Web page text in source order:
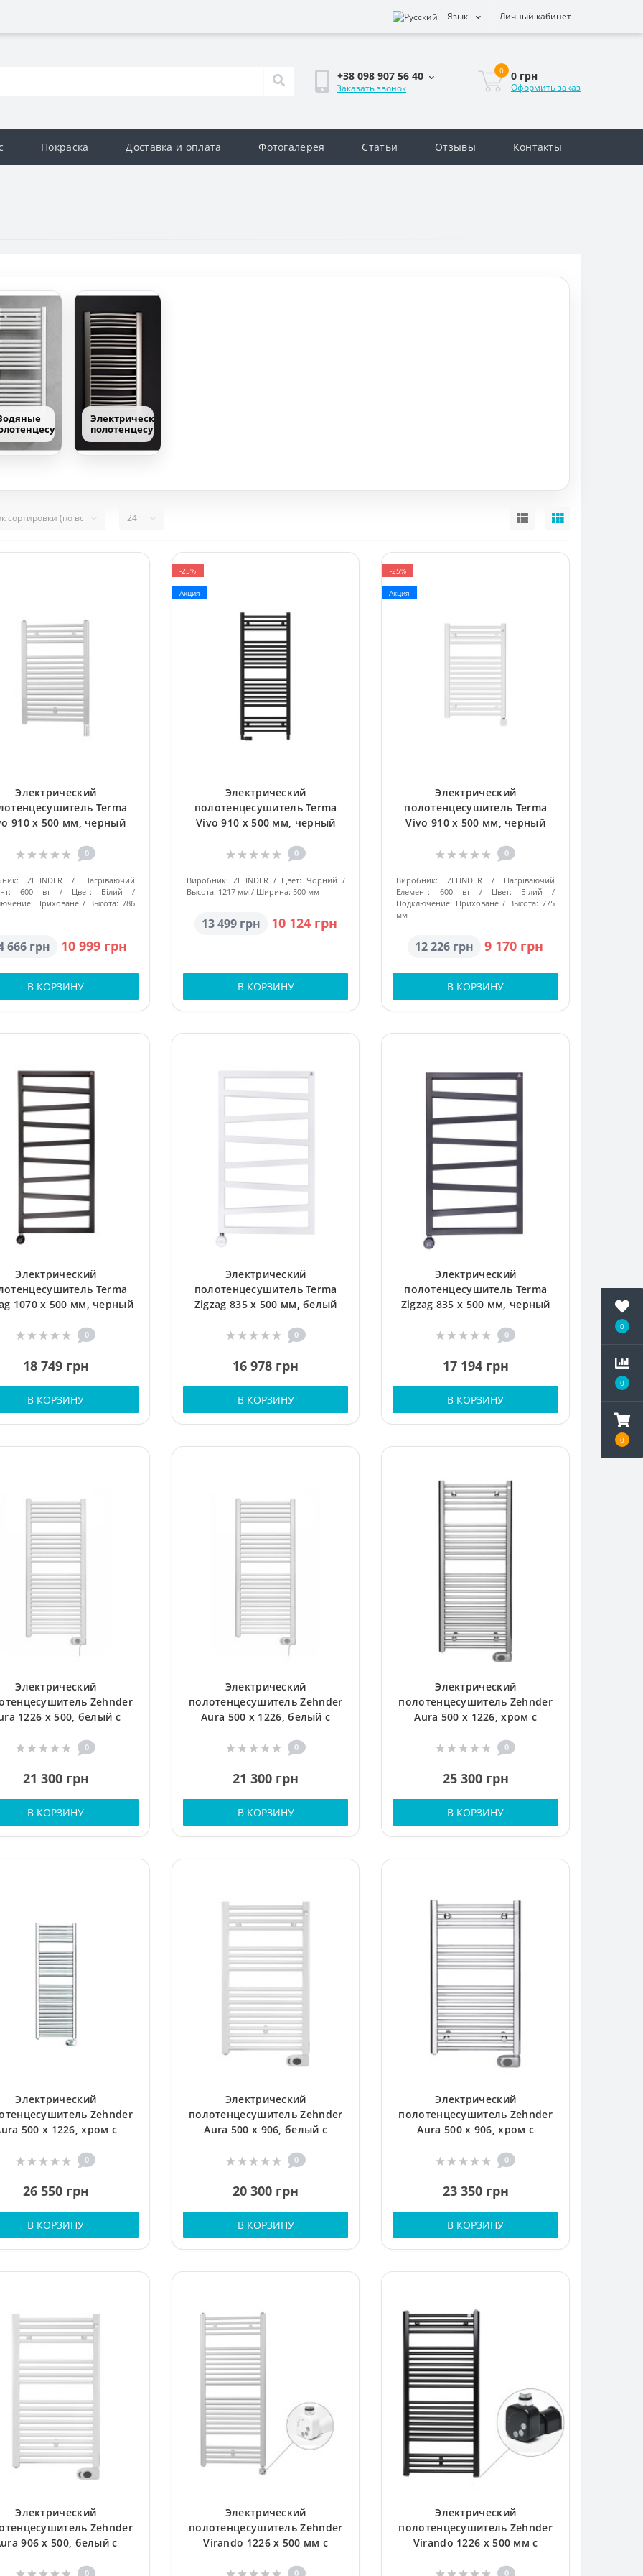
0
0
0
Язык Личный кабинет
+38 098 907 56 40
Заказать звонок
0 0 грн
Оформить заказ
Покраска Доставка и оплата Фотогалерея Статьи Отзывы Контакты
Электрические
полотенцесушители
Электрический
Terma
910 x 500 мм, черный
0
ZEHNDER
Нагріваючий
600 вт Цвет:
Білий
Приховане Высота: 786
666 грн 10 999 грн
В КОРЗИНУ
-25%
Акция
Электрический
полотенцесушитель Terma
Vivo 910 x 500 мм, черный
0
Виробник: ZEHNDER Цвет: Чорний
Высота: 1217 мм Ширина: 500 мм
13 499 грн 10 124 грн
В КОРЗИНУ
-25%
Акция
Электрический
полотенцесушитель Terma
Vivo 910 x 500 мм, черный
0
Виробник: ZEHNDER
Нагріваючий
Елемент:
600 вт Цвет:
Білий
Подключение: Приховане Высота: 775
мм
12 226 грн 9 170 грн
В КОРЗИНУ
Электрический
Terma
1070 x 500 мм, черный
0
18 749 грн
В КОРЗИНУ
Электрический
полотенцесушитель Terma
Zigzag 835 x 500 мм, белый
0
16 978 грн
В КОРЗИНУ
Электрический
полотенцесушитель Terma
Zigzag 835 x 500 мм, черный
0
17 194 грн
В КОРЗИНУ
Электрический
Zehnder
1226 x 500, белый с
0
21 300 грн
В КОРЗИНУ
Электрический
полотенцесушитель Zehnder
Aura 500 x 1226, белый с
0
21 300 грн
В КОРЗИНУ
Электрический
полотенцесушитель Zehnder
Aura 500 x 1226, хром с
0
25 300 грн
В КОРЗИНУ
Электрический
Zehnder
500 x 1226, хром с
0
26 550 грн
В КОРЗИНУ
Электрический
полотенцесушитель Zehnder
Aura 500 x 906, белый с
0
20 300 грн
В КОРЗИНУ
Электрический
полотенцесушитель Zehnder
Aura 500 x 906, хром с
0
23 350 грн
В КОРЗИНУ
Электрический
Zehnder
906 x 500, белый с
0
Электрический
полотенцесушитель Zehnder
Virando 1226 x 500 мм с
нагревателем HEС, белый
0
Электрический
полотенцесушитель Zehnder
Virando 1226 x 500 мм с
0